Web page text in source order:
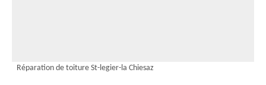
Réparation de toiture St-legier-la Chiesaz